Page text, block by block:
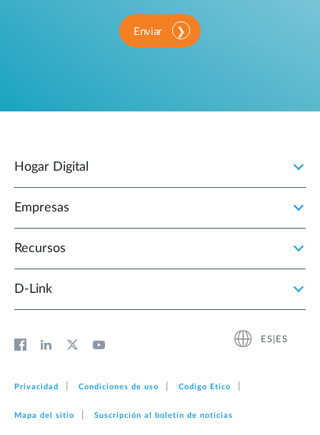
Enviar
Hogar Digital
Empresas
Recursos
D‑Link
ES|ES
Privacidad Condiciones de uso Codigo Etico
Mapa del sitio Suscripción al boletín de noticias